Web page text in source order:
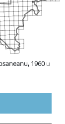
1960 u